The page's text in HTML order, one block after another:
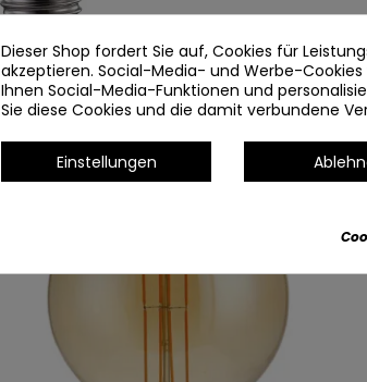
Dieser Shop fordert Sie auf, Cookies für
akzeptieren. Social-Media- und Werbe-
Ihnen Social-Media-Funktionen und
Sie diese Cookies und die damit verbundene
Einstellungen